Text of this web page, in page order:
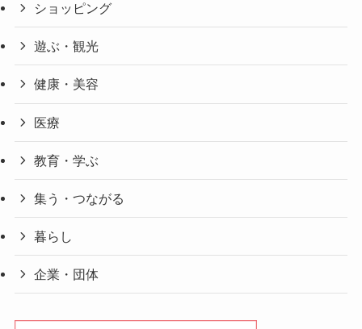
ショッピング
遊ぶ・観光
健康・美容
医療
教育・学ぶ
集う・つながる
暮らし
企業・団体